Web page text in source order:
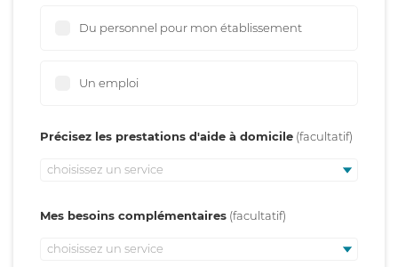
Du personnel pour mon établissement
Un emploi
Précisez les prestations d'aide à domicile
choisissez un service
Mes besoins complémentaires
choisissez un service